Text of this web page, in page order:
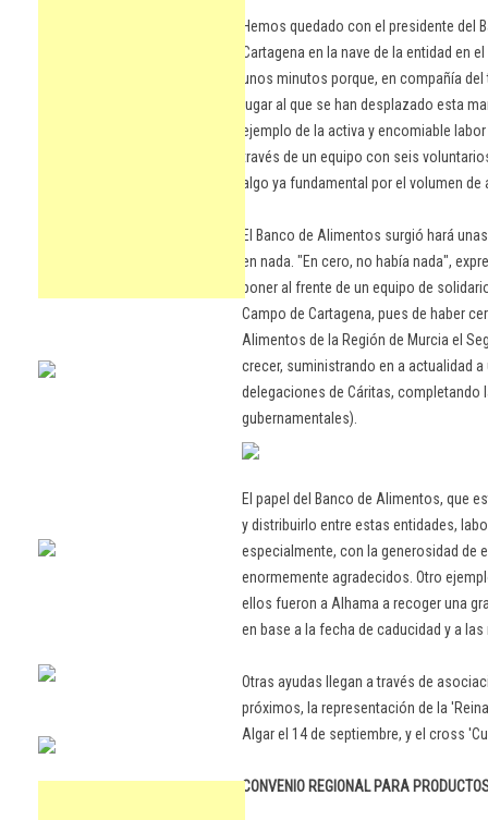
Hemos quedado con el presidente del
Cartagena en la nave de la entidad en
unos minutos porque, en compañía
lugar al que se han desplazado esta
ejemplo de la activa y encomiable
través de un equipo con seis
algo ya fundamental por el volumen
El Banco de Alimentos surgió hará
en nada. "En cero, no había nada",
poner al frente de un equipo de
Campo de Cartagena, pues de haber
Alimentos de la Región de Murcia el
crecer, suministrando en a actualidad
delegaciones de Cáritas, completando
gubernamentales).
El papel del Banco de Alimentos, que
y distribuirlo entre estas entidades,
especialmente, con la generosidad de
enormemente agradecidos. Otro
ellos fueron a Alhama a recoger una
en base a la fecha de caducidad y a
Otras ayudas llegan a través de
próximos, la representación de la
Algar el 14 de septiembre, y el cross
CONVENIO REGIONAL PARA